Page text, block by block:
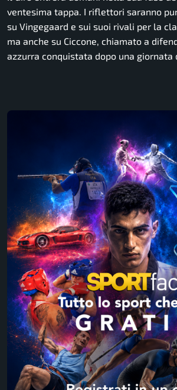
ventesima tappa. I riflettori saranno
su Vingegaard e sui suoi rivali per la
ma anche su Ciccone, chiamato a
azzurra conquistata dopo una giornata